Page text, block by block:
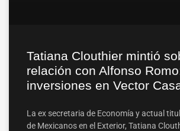
Tatiana Clouthier mintió
relación con Alfonso
inversiones en Vector
La ex secretaria de Economía y actual
de Mexicanos en el Exterior, Tatiana